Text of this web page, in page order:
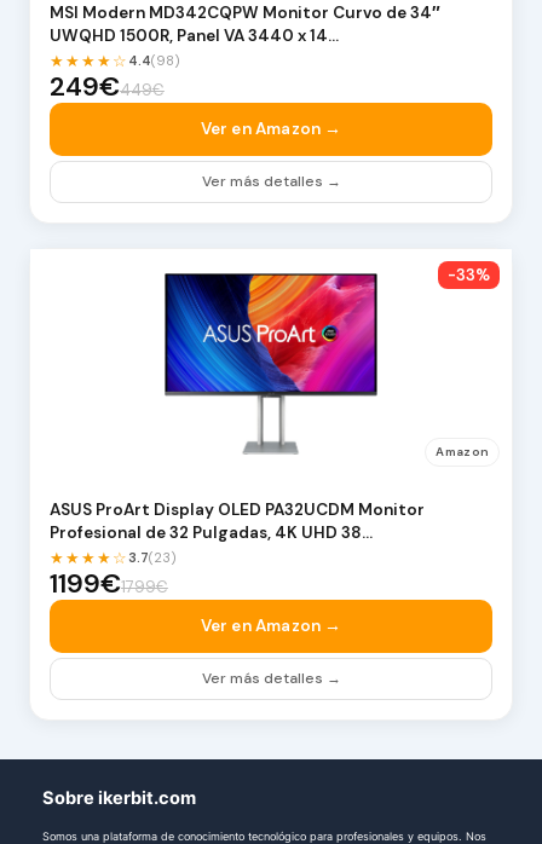
MSI Modern MD342CQPW Monitor Curvo de 34″
UWQHD 1500R, Panel VA 3440 x 14…
★★★★☆ 4.4(98)
249€449€
Ver en Amazon →
Ver más detalles →
-33%
Amazon
ASUS ProArt Display OLED PA32UCDM Monitor
Profesional de 32 Pulgadas, 4K UHD 38…
★★★★☆3.7(23)
1199€1799€
Ver en Amazon →
Ver más detalles →
Sobre ikerbit.com
Somos una plataforma de conocimiento tecnológico para profesionales y equipos. Nos